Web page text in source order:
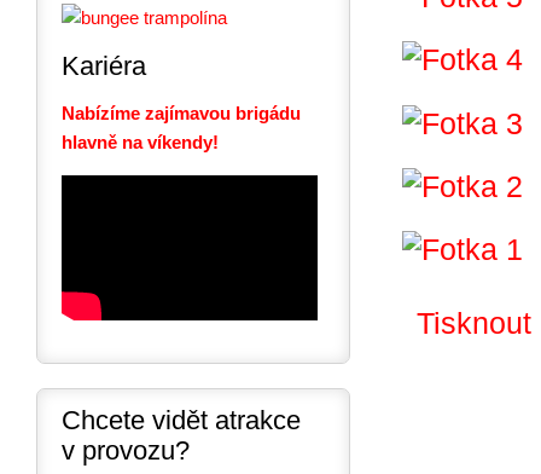
Tisknout
Kariéra
Nabízíme zajímavou brigádu
hlavně na víkendy!
Chcete vidět atrakce
v provozu?